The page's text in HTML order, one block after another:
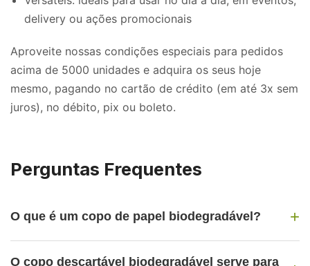
delivery ou ações promocionais
Aproveite nossas condições especiais para pedidos
acima de 5000 unidades e adquira os seus hoje
mesmo, pagando no cartão de crédito (em até 3x sem
juros), no débito, pix ou boleto.
Perguntas Frequentes
O que é um copo de papel biodegradável? +
decompõe naturalmente no meio ambiente. Ele
O copo descartável biodegradável serve para